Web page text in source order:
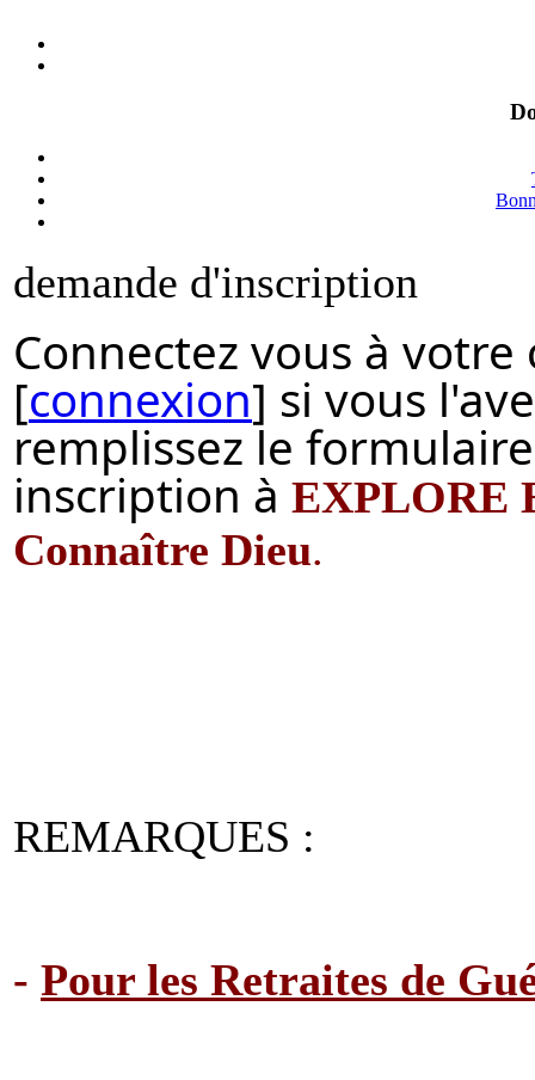
demande d'inscription
Connectez vous à
[connexion] si vous
remplissez le
inscription à EXPLORE
Connaître Dieu.
REMARQUES :
- Pour les Retraites de